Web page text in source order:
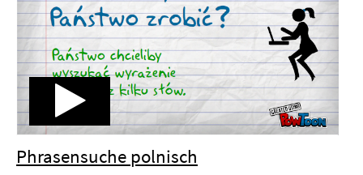
Phrasensuche polnisch